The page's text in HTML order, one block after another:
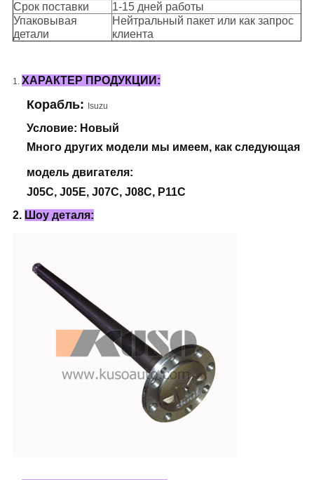
Срок поставки
1-15 дней работы
Упаковывая
детали
Нейтральный пакет или как запрос
клиента
1. ХАРАКТЕР ПРОДУКЦИИ:
Корабль: Isuzu
Условие: Новый
Много других модели мы имеем, как следующая
модель двигателя:
J05C, J05E, J07C, J08C, P11C
2. Шоу деталя: